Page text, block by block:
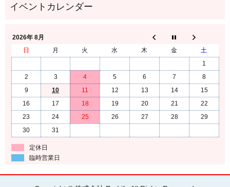
2026年 8月
日
月 火 水 木 金
土
1
2
3 4 5 6 7
8
9
10 11 12 13 14
15
16
17 18 19 20 21
22
23
24 25 26 27 28
29
30
31
定休日
臨時営業日